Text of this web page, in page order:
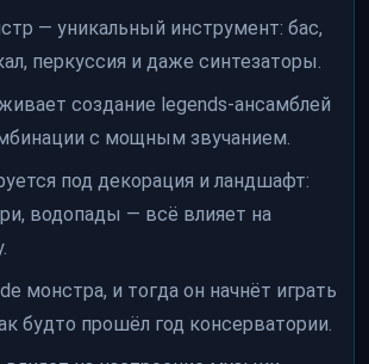
— уникальный инструмент: бас,
перкуссия и даже синтезаторы.
создание legends-ансамблей
с мощным звучанием.
под декорация и ландшафт:
водопады — всё влияет на
монстра, и тогда он начнёт играть
будто прошёл год консерватории.